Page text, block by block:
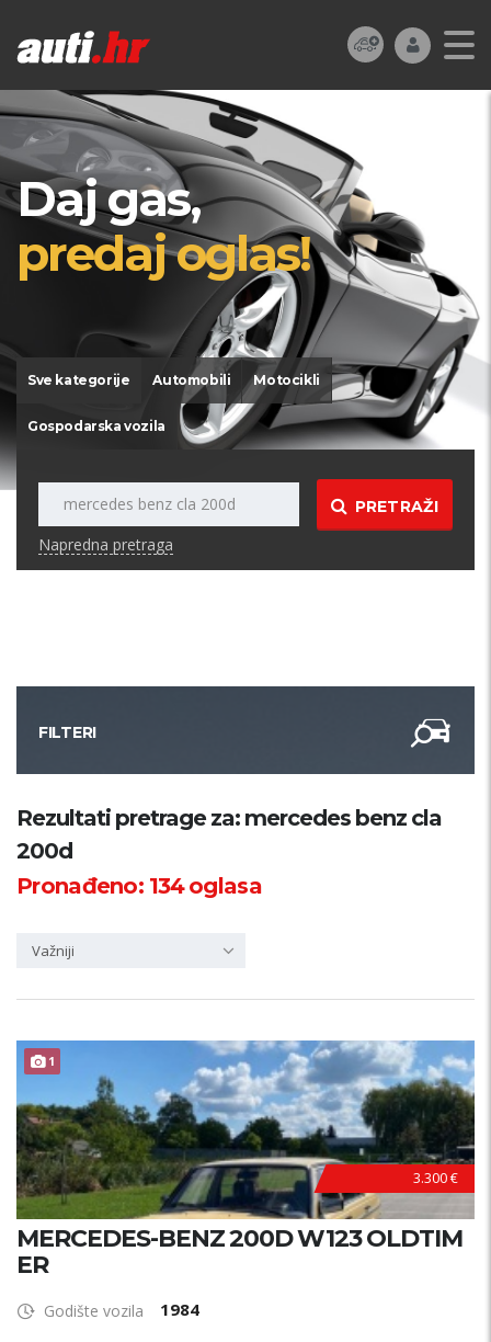
Daj gas,
predaj oglas!
Sve kategorije Automobili Motocikli
Gospodarska vozila
PRETRAŽI
Napredna pretraga
FILTERI
Kategorija
Županija
Rezultati pretrage za: mercedes benz cla
200d
Pronađeno: 134oglasa
Važniji
1
3.300 €
MERCEDES-BENZ 200D W123 OLDTIM
ER
Godište vozila 1984